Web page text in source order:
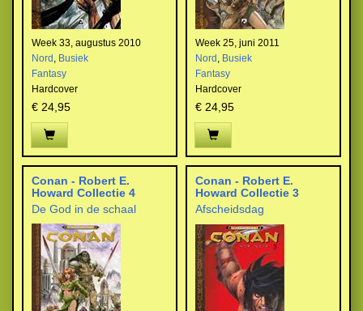
Week 33, augustus 2010
Nord , Busiek
Fantasy
Hardcover
€ 24,95
Week 25, juni 2011
Nord , Busiek
Fantasy
Hardcover
€ 24,95
Conan - Robert E.
Howard Collectie 4
De God in de schaal
Conan - Robert E.
Howard Collectie 3
Afscheidsdag